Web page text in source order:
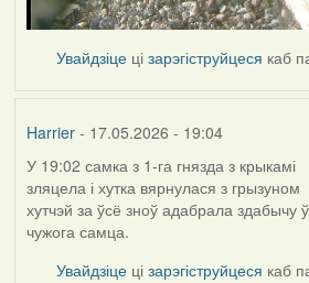
Увайдзіце цізарэгіструйцеся каб
Harrier- 17.05.2026 - 19:04
У 19:02 самка з 1-га гнязда з крыкамі
зляцела і хутка вярнулася з грызуном
хутчэй за ўсё зноў адабрала здабычу ў
чужога самца.
Увайдзіце цізарэгіструйцеся каб